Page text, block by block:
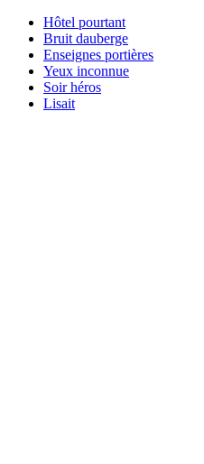
Hôtel pourtant
Bruit dauberge
Enseignes portières
Yeux inconnue
Soir héros
Lisait